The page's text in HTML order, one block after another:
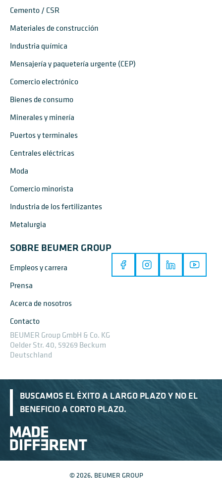
Cemento / CSR
Materiales de construcción
Industria química
Mensajería y paquetería urgente (CEP)
Comercio electrónico
Bienes de consumo
Minerales y minería
Puertos y terminales
Centrales eléctricas
Moda
Comercio minorista
Industria de los fertilizantes
Metalurgia
SOBRE BEUMER GROUP
Empleos y carrera
Prensa
Acerca de nosotros
Contacto
BEUMER Group GmbH & Co. KG
Oelder Str. 40, 59269 Beckum
Deutschland
BUSCAMOS EL ÉXITO A LARGO PLAZO Y NO EL
BENEFICIO A CORTO PLAZO.
© 2026, BEUMER GROUP